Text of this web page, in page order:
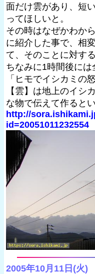
面だけ雲があり、短
ってほしいと。
その時はなぜかわか
に紹介した事で、相
て、そのことに対す
ちなみに1時間後には
「ヒモでイシカミの
【雲】は地上のイシ
な物で伝えて作るとい
http://
id=20051011232554
2005年10月11日(火)